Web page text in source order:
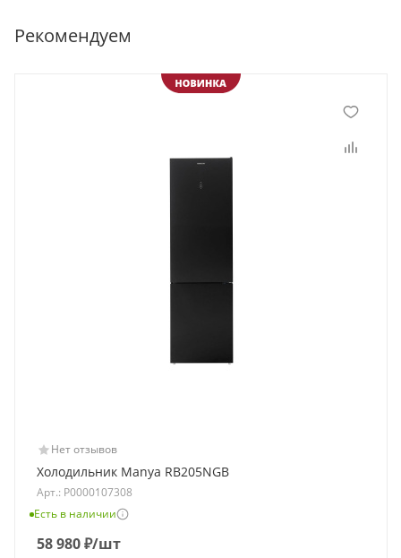
Рекомендуем
Нет отзывов
Холодильник Manya RB205NGB
Арт.: Р0000107308
Есть в наличии
58 980₽/шт